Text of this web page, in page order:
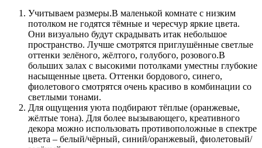
Учитываем размеры.В маленькой комнате с низким
потолком не годятся тёмные и чересчур яркие цвета.
Они визуально будут скрадывать итак небольшое
пространство. Лучше смотрятся приглушённые светлые
оттенки зелёного, жёлтого, голубого, розового.В
больших залах с высокими потолками уместны глубокие
насыщенные цвета. Оттенки бордового, синего,
фиолетового смотрятся очень красиво в комбинации со
светлыми тонами.
Для ощущения уюта подбирают тёплые (оранжевые,
жёлтые тона). Для более вызывающего, креативного
декора можно использовать противоположные в спектре
цвета – белый/чёрный, синий/оранжевый, фиолетовый/